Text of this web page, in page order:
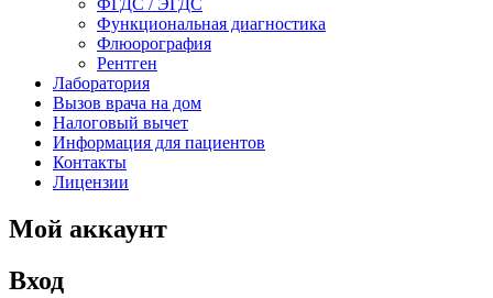
ФГДС / ЭГДС
Функциональная диагностика
Флюорография
Рентген
Лаборатория
Вызов врача на дом
Налоговый вычет
Информация для пациентов
Контакты
Лицензии
Мой аккаунт
Вход